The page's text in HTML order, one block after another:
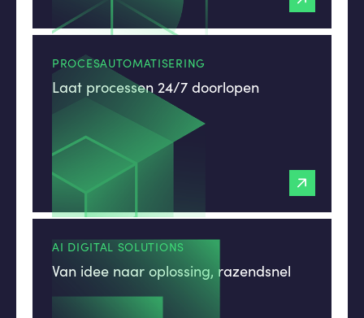
PROCESAUTOMATISERING
Laat processen 24/7 doorlopen
AI DIGITAL SOLUTIONS
Van idee naar oplossing, razendsnel